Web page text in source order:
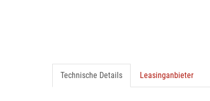
Technische Details Leasinganbieter